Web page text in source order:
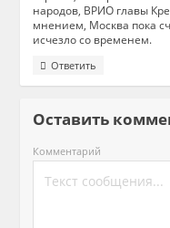
народов, ВРИО главы
мнением, Москва пока
исчезло со временем.
Ответить
Оставить
Комментарий